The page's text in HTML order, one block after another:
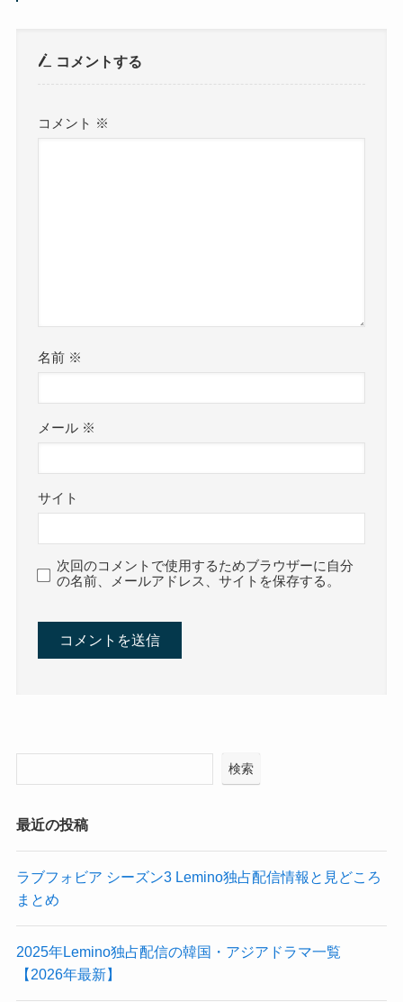
コメントする
コメント ※
名前 ※
メール ※
サイト
次回のコメントで使用するためブラウザーに自分
の名前、メールアドレス、サイトを保存する。
検索
最近の投稿
ラブフォビア シーズン3 Lemino独占配信情報と見どころ
まとめ
2025年Lemino独占配信の韓国・アジアドラマ一覧
【2026年最新】